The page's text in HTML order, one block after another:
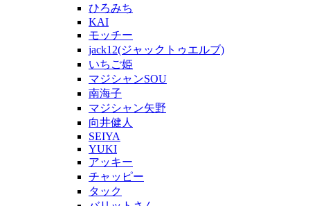
ひろみち
KAI
モッチー
jack12(ジャックトゥエルブ)
いちご姫
マジシャンSOU
南海子
マジシャン矢野
向井健人
SEIYA
YUKI
アッキー
チャッピー
タック